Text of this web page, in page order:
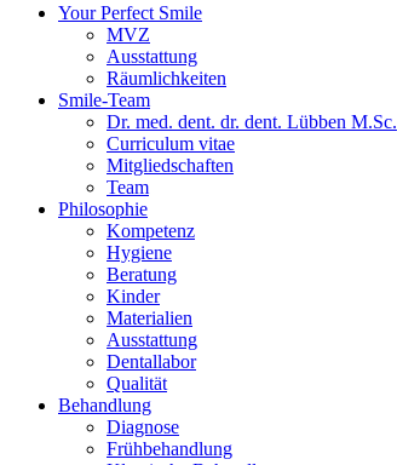
Your Perfect Smile
MVZ
Ausstattung
Räumlichkeiten
Smile-Team
Dr. med. dent. dr. dent. Lübben M.Sc.
Curriculum vitae
Mitgliedschaften
Team
Philosophie
Kompetenz
Hygiene
Beratung
Kinder
Materialien
Ausstattung
Dentallabor
Qualität
Behandlung
Diagnose
Frühbehandlung